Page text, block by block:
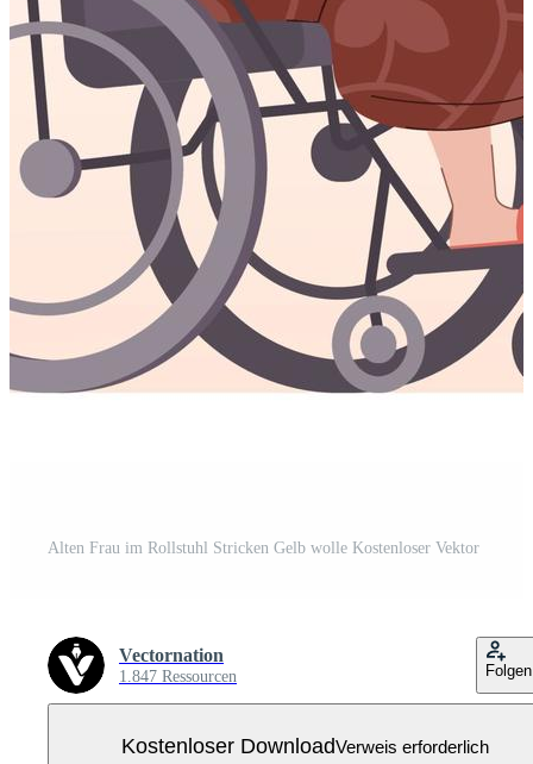
Alten Frau im Rollstuhl Stricken Gelb wolle Kostenloser Vektor
Vectornation
1.847 Ressourcen Folgen
Kostenloser DownloadVerweis erforderlich